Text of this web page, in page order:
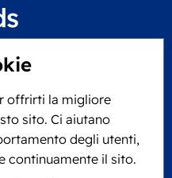
offrirti la migliore
sito. Ci aiutano
degli utenti,
continuamente il sito.